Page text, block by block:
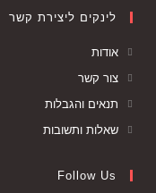
לינקים ליצירת קשר
אודות
צור קשר
תנאים והגבלות
שאלות ותשובות
Follow Us